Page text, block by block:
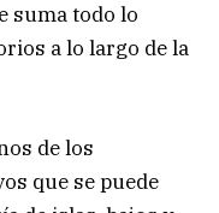
suma todo lo
a lo largo de la
de los
que se puede